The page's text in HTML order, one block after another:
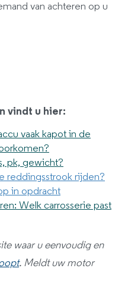
van achteren op u
vindt u hier:
vaak kapot in de
pk, gewicht?
reddingsstrook rijden?
in opdracht
Welk carrosserie past
waar u eenvoudig en
. Meldt uw motor